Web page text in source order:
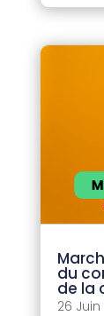
du
de la
26 Juin